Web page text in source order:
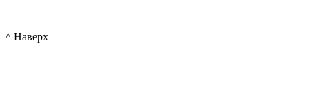
^ Наверх